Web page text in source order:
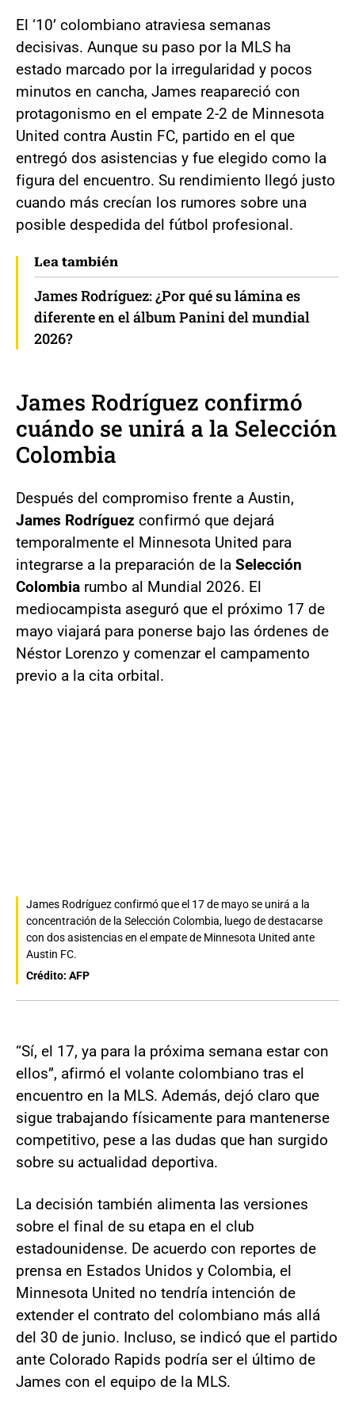
El ‘10’ colombiano atraviesa semanas
decisivas. Aunque su paso por la MLS ha
estado marcado por la irregularidad y pocos
minutos en cancha, James reapareció con
protagonismo en el empate 2-2 de Minnesota
United contra Austin FC, partido en el que
entregó dos asistencias y fue elegido como la
figura del encuentro. Su rendimiento llegó justo
cuando más crecían los rumores sobre una
posible despedida del fútbol profesional.
Lea también
James Rodríguez: ¿Por qué su lámina es
diferente en el álbum Panini del mundial
2026?
James Rodríguez confirmó
cuándo se unirá a la Selección
Colombia
Después del compromiso frente a Austin,
James Rodríguez confirmó que dejará
temporalmente el Minnesota United para
integrarse a la preparación de la Selección
Colombia rumbo al Mundial 2026. El
mediocampista aseguró que el próximo 17 de
mayo viajará para ponerse bajo las órdenes de
Néstor Lorenzo y comenzar el campamento
previo a la cita orbital.
James Rodríguez confirmó que el 17 de mayo se unirá a la
concentración de la Selección Colombia, luego de destacarse
con dos asistencias en el empate de Minnesota United ante
Austin FC.
Crédito: AFP
“Sí, el 17, ya para la próxima semana estar con
ellos”, afirmó el volante colombiano tras el
encuentro en la MLS. Además, dejó claro que
sigue trabajando físicamente para mantenerse
competitivo, pese a las dudas que han surgido
sobre su actualidad deportiva.
La decisión también alimenta las versiones
sobre el final de su etapa en el club
estadounidense. De acuerdo con reportes de
prensa en Estados Unidos y Colombia, el
Minnesota United no tendría intención de
extender el contrato del colombiano más allá
del 30 de junio. Incluso, se indicó que el partido
ante Colorado Rapids podría ser el último de
James con el equipo de la MLS.